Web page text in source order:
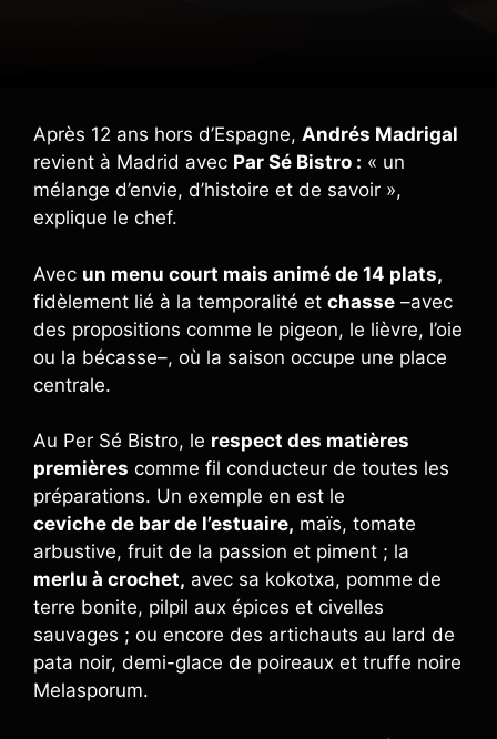
Après 12 ans hors d’Espagne, Andrés Madrigal
revient à Madrid avec Par Sé Bistro : « un
mélange d’envie, d’histoire et de savoir »,
explique le chef.
Avec un menu court mais animé de 14 plats,
fidèlement lié à la temporalité et chasse –avec
des propositions comme le pigeon, le lièvre, l’oie
ou la bécasse–, où la saison occupe une place
centrale.
Au Per Sé Bistro, le respect des matières
premières comme fil conducteur de toutes les
préparations. Un exemple en est le
ceviche de bar de l’estuaire, maïs, tomate
arbustive, fruit de la passion et piment ; la
merlu à crochet, avec sa kokotxa, pomme de
terre bonite, pilpil aux épices et civelles
sauvages ; ou encore des artichauts au lard de
pata noir, demi-glace de poireaux et truffe noire
Melasporum.